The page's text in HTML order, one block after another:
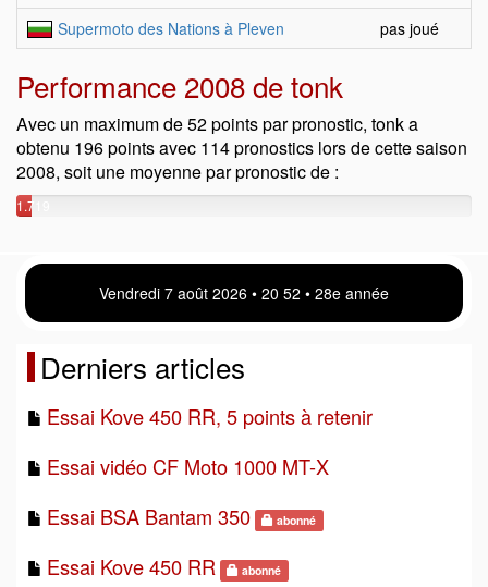
Supermoto des Nations à Pleven
pas joué
Performance 2008 de tonk
Avec un maximum de 52 points par pronostic, tonk a
obtenu 196 points avec 114 pronostics lors de cette saison
2008, soit une moyenne par pronostic de :
1.719
Vendredi 7 août 2026 • 20:52 • 28e année
Derniers articles
Essai Kove 450 RR, 5 points à retenir
Essai vidéo CF Moto 1000 MT-X
Essai BSA Bantam 350
abonné
Essai Kove 450 RR abonné